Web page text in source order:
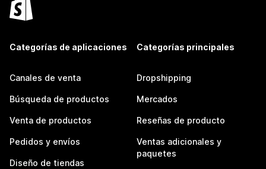
Categorías de aplicaciones
Canales de venta
Búsqueda de productos
Venta de productos
Pedidos y envíos
Diseño de tiendas
Categorías principales
Dropshipping
Mercados
Reseñas de producto
Ventas adicionales y
paquetes